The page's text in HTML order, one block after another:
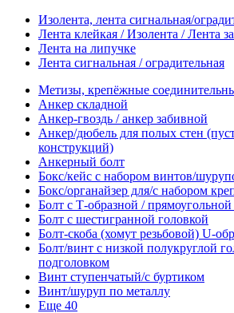
Изолента, лента сигнальная/
Лента клейкая / Изолента / Лента
Лента на липучке
Лента сигнальная / оградительная
Метизы, крепёжные
Анкер складной
Анкер-гвоздь / анкер забивной
Анкер/дюбель для полых стен
конструкций)
Анкерный болт
Бокс/кейс с набором винтов/
Бокс/органайзер для/с набором
Болт с Т-образной / прямоугольной
Болт с шестигранной головкой
Болт-скоба (хомут резьбовой) U-
Болт/винт с низкой полукруглой
подголовком
Винт ступенчатый/с буртиком
Винт/шуруп по металлу
Еще 40